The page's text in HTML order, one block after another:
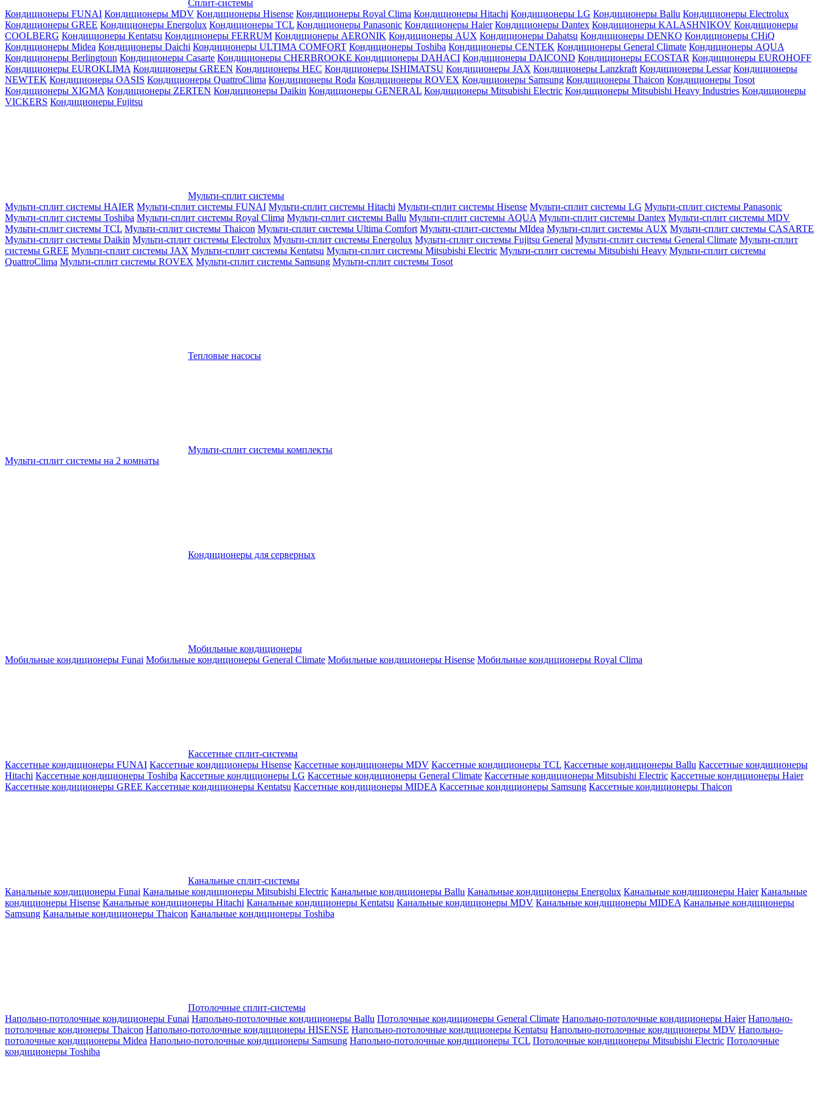
Сплит-системы
Кондиционеры FUNAI Кондиционеры MDV Кондиционеры Hisense Кондиционеры Royal Clima Кондиционеры Hitachi Кондиционеры LG Кондиционеры Ballu Кондиционеры Electrolux
Кондиционеры GREE Кондиционеры Energolux Кондиционеры TCL Кондиционеры Panasonic Кондиционеры Haier Кондиционеры Dantex Кондиционеры KALASHNIKOV Кондиционеры
СOOLBERG Кондиционеры Kentatsu Кондиционеры FERRUM Кондиционеры AERONIK Кондиционеры AUX Кондиционеры Dahatsu Кондиционеры DENKO Кондиционеры CHiQ
Кондиционеры Midea Кондиционеры Daichi Кондиционеры ULTIMA COMFORT Кондиционеры Toshiba Кондиционеры CENTEK Кондиционеры General Climate Кондиционеры AQUA
Кондиционеры Berlingtoun Кондиционеры Casarte Кондиционеры CHERBROOKE Кондиционеры DAHACI Кондиционеры DAICOND Кондиционеры ECOSTAR Кондиционеры EUROHOFF
Кондиционеры EUROKLIMA Кондиционеры GREEN Кондиционеры HEC Кондиционеры ISHIMATSU Кондиционеры JAX Кондиционеры Lanzkraft Кондиционеры Lessar Кондиционеры
NEWTEK Кондиционеры OASIS Кондиционеры QuattroClima Кондиционеры Roda Кондиционеры ROVEX Кондиционеры Samsung Кондиционеры Thaicon Кондиционеры Tosot
Кондиционеры XIGMA Кондиционеры ZERTEN Кондиционеры Daikin Кондиционеры GENERAL Кондиционеры Mitsubishi Electric Кондиционеры Mitsubishi Heavy Industries Кондиционеры
VICKERS Кондиционеры Fujitsu
Мульти-сплит системы
Мульти-сплит системы HAIER Мульти-сплит системы FUNAI Мульти-сплит системы Hitachi Мульти-сплит системы Hisense Мульти-сплит системы LG Мульти-сплит системы Panasonic
Мульти-сплит системы Toshiba Мульти-сплит системы Royal Clima Мульти-сплит системы Ballu Мульти-сплит системы AQUA Мульти-сплит системы Dantex Мульти-сплит системы MDV
Мульти-сплит системы TCL Мульти-сплит системы Thaicon Мульти-сплит системы Ultima Comfort Мульти-сплит-системы MIdea Мульти-сплит системы AUX Мульти-сплит системы CASARTE
Мульти-сплит системы Daikin Мульти-сплит системы Electrolux Мульти-сплит системы Energolux Мульти-сплит системы Fujitsu General Мульти-сплит системы General Climate Мульти-сплит
системы GREE Мульти-сплит системы JAX Мульти-сплит системы Kentatsu Мульти-сплит системы Mitsubishi Electric Мульти-сплит системы Mitsubishi Heavy Мульти-сплит системы
QuattroClima Мульти-сплит системы ROVEX Мульти-сплит системы Samsung Мульти-сплит системы Tosot
Тепловые насосы
Мульти-сплит системы комплекты
Мульти-сплит системы на 2 комнаты
Кондиционеры для серверных
Мобильные кондиционеры
Мобильные кондиционеры Funai Мобильные кондиционеры General Climate Мобильные кондиционеры Hisense Мобильные кондиционеры Royal Clima
Кассетные сплит-системы
Кассетные кондиционеры FUNAI Кассетные кондиционеры Hisense Кассетные кондиционеры MDV Кассетные кондиционеры TCL Кассетные кондиционеры Ballu Кассетные кондиционеры
Hitachi Кассетные кондиционеры Toshiba Кассетные кондиционеры LG Кассетные кондиционеры General Climate Кассетные кондиционеры Mitsubishi Electric Кассетные кондиционеры Haier
Кассетные кондиционеры GREE Кассетные кондиционеры Kentatsu Кассетные кондиционеры MIDEA Кассетные кондиционеры Samsung Кассетные кондиционеры Thaicon
Канальные сплит-системы
Канальные кондиционеры Funai Канальные кондиционеры Mitsubishi Electric Канальные кондиционеры Ballu Канальные кондиционеры Energolux Канальные кондиционеры Haier Канальные
кондиционеры Hisense Канальные кондиционеры Hitachi Канальные кондиционеры Kentatsu Канальные кондиционеры MDV Канальные кондиционеры MIDEA Канальные кондиционеры
Samsung Канальные кондиционеры Thaicon Канальные кондиционеры Toshiba
Потолочные сплит-системы
Напольно-потолочные кондиционеры Funai Напольно-потолочные кондиционеры Ballu Потолочные кондиционеры General Climate Напольно-потолочные кондиционеры Haier Напольно-
потолочные кондионеры Thaicon Напольно-потолочные кондиционеры HISENSE Напольно-потолочные кондиционеры Kentatsu Напольно-потолочные кондиционеры MDV Напольно-
потолочные кондиционеры Midea Напольно-потолочные кондиционеры Samsung Напольно-потолочные кондиционеры TCL Потолочные кондиционеры Mitsubishi Electric Потолочные
кондиционеры Toshiba